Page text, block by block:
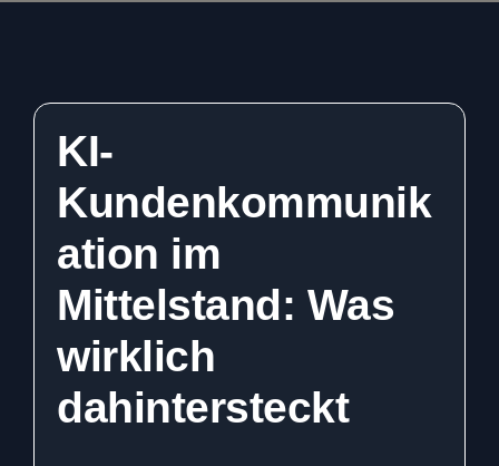
KI-
Kundenkommunik
ation im
Mittelstand: Was
wirklich
dahintersteckt